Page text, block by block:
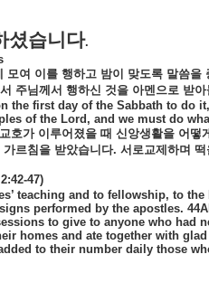
셨습니다.
모여 이를 행하고 밤이 맞도록 말씀을
주님께서 행하신 것을 아멘으로 받아
the first day of the Sabbath to do
of the Lord, and we must do
교호가 이루어졌을 때 신앙생활을 어떻게
가르침을 받았습니다. 서로교제하며 떡
2:42-47)
teaching and to fellowship, to
performed by the apostles.
to give to anyone who had
homes and ate together with
to their number daily those